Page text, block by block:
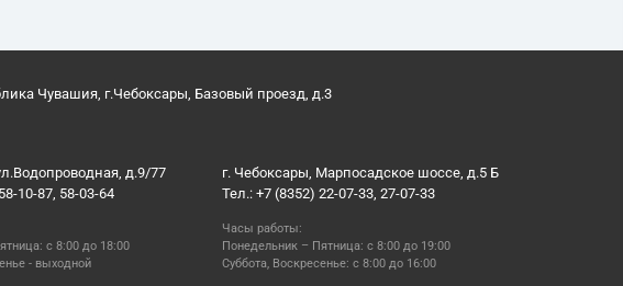
Чувашия, г.Чебоксары, Базовый проезд, д.3
д.9/77
10-87, 58-03-64
с 8:00 до 18:00
- выходной
г. Чебоксары, Марпосадское шоссе, д.5 Б
Тел.: +7 (8352) 22-07-33, 27-07-33
Часы работы:
Понедельник – Пятница: с 8:00 до 19:00
Суббота, Воскресенье: с 8:00 до 16:00